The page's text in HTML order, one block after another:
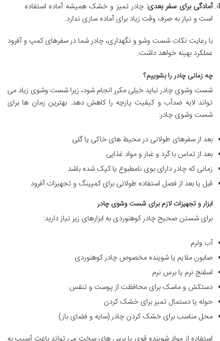
آمادگی برای سفر بعدی: چادر تمیز و خشک همیشه آماده استفاده
است و نیاز به صرف وقت زیاد برای آماده سازی ندارد.
با رعایت نکات شست وشو و نگهداری، چادر شما در سفرهای کمپ و آفرود
عملکرد بهینه خواهد داشت.
چه زمانی چادر را بشوییم؟
شست وشوی چادر نباید خیلی مکرر انجام شود، زیرا شست وشوی زیاد می
تواند لایه ضدآب و کیفیت پارچه را کاهش دهد. بهترین زمان ها برای
شست وشوی چادر:
بعد از سفرهای طولانی در محیط های خاکی یا گلی
بعد از تماس با گرد و غبار و مواد غذایی
زمانی که چادر دارای بوی نامطبوع یا کپک شده باشد
قبل یا بعد از فصل استفاده طولانی برای کمپینگ و تجهیزات آفرود
ابزار و تجهیزات لازم برای شست وشوی چادر
برای شستن صحیح چادر کوهنوردی به ابزارهای زیر نیاز دارید:
آب ولرم
صابون ملایم یا شوینده مخصوص چادر کوهنوردی
اسفنج نرم یا برس نرم
دستکش و ماسک برای محافظت از پوست و تنفس
حوله یا دستمال تمیز برای خشک کردن
محل مناسب برای خشک کردن چادر (سایه و فضای باز)